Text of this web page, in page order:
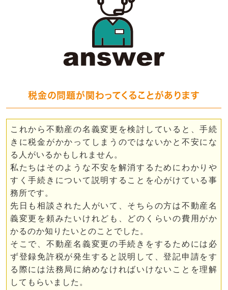
税金の問題が関わってくることがあります
これから不動産の名義変更を検討していると、手続
きに税金がかかってしまうのではないかと不安にな
る人がいるかもしれません。
私たちはそのような不安を解消するためにわかりや
すく手続きについて説明することを心がけている事
務所です。
先日も相談された人がいて、そちらの方は不動産名
義変更を頼みたいけれども、どのくらいの費用がか
かるのか知りたいとのことでした。
そこで、不動産名義変更の手続きをするためには必
ず登録免許税が発生すると説明して、登記申請をす
る際には法務局に納めなければいけないことを理解
してもらいました。